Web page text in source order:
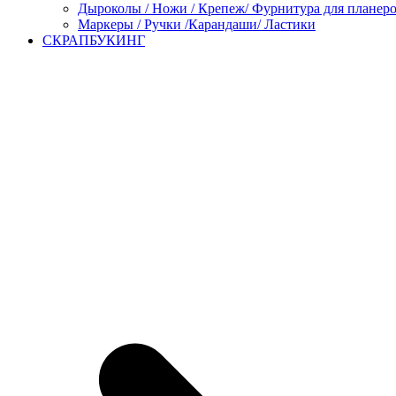
Дыроколы / Ножи / Крепеж/ Фурнитура для
Маркеры / Ручки /Карандаши/ Ластики
СКРАПБУКИНГ